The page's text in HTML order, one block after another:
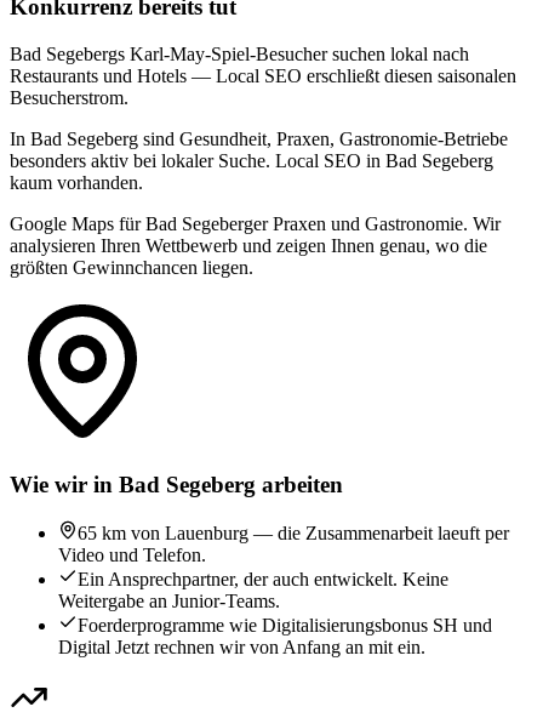
Konkurrenz bereits tut
Bad Segebergs Karl-May-Spiel-Besucher suchen lokal nach
Restaurants und Hotels — Local SEO erschließt diesen saisonalen
Besucherstrom.
In Bad Segeberg sind Gesundheit, Praxen, Gastronomie-Betriebe
besonders aktiv bei lokaler Suche. Local SEO in Bad Segeberg
kaum vorhanden.
Google Maps für Bad Segeberger Praxen und Gastronomie. Wir
analysieren Ihren Wettbewerb und zeigen Ihnen genau, wo die
größten Gewinnchancen liegen.
Wie wir in Bad Segeberg arbeiten
65 km von Lauenburg — die Zusammenarbeit laeuft per
Video und Telefon.
Ein Ansprechpartner, der auch entwickelt. Keine
Weitergabe an Junior-Teams.
Foerderprogramme wie Digitalisierungsbonus SH und
Digital Jetzt rechnen wir von Anfang an mit ein.